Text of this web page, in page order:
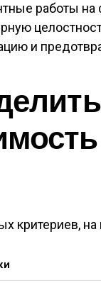
работы на
и
критериев,